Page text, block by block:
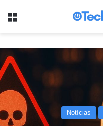
Menu
Notícias